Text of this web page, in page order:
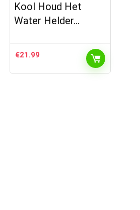
Kool Houd Het
Water Helder…
€21.99